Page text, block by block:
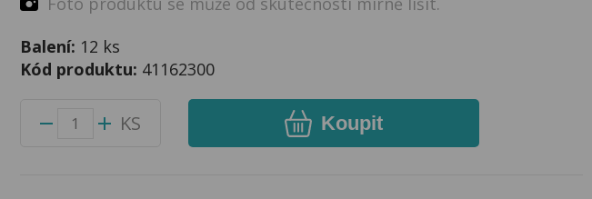
Balení: 12 ks
Kód produktu: 41162300
KS Koupit